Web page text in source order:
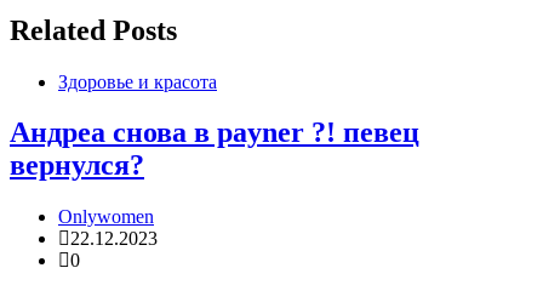
Related Posts
Здоровье и красота
Андреа снова в payner ?! певец
вернулся?
Onlywomen
22.12.2023
0